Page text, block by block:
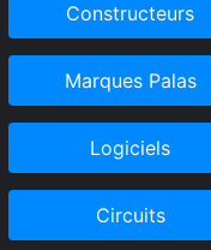
Constructeurs
Marques Palas
Logiciels
Circuits